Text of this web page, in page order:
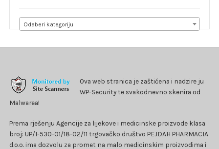
Odaberi kategoriju
Ova web stranica je zaštićena i nadzire ju
WP-Security te svakodnevno skenira od
Malwarea!
Prema rješenju Agencije za lijekove i medicinske proizvode klasa
broj: UP/I-530-01/18-02/11 trgovačko društvo PEJDAH PHARMACIA
d.o.o. ima dozvolu za promet na malo medicinskim proizvodima i